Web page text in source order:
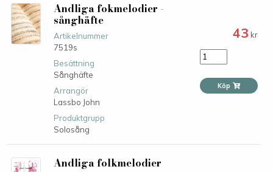
Andliga fokmelodier -
sånghäfte
Artikelnummer
7519s
Besättning
Sånghäfte
Arrangör
Lassbo John
Produktgrupp
Solosång
43 kr
Köp
Andliga folkmelodier